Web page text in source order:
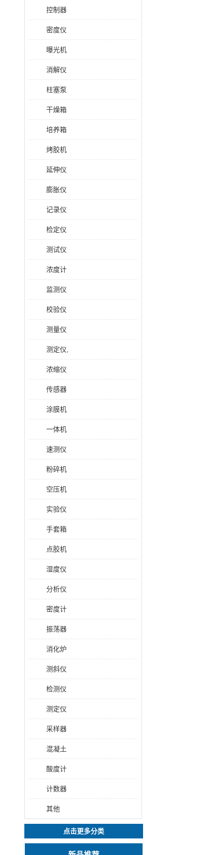
控制器
密度仪
曝光机
消解仪
柱塞泵
干燥箱
培养箱
烤胶机
延伸仪
膨胀仪
记录仪
检定仪
测试仪
浓度计
监测仪
校验仪
测量仪
测定仪,
浓缩仪
传感器
涂膜机
一体机
速测仪
粉碎机
空压机
实验仪
手套箱
点胶机
湿度仪
分析仪
密度计
振荡器
消化炉
测斜仪
检测仪
测定仪
采样器
混凝土
酸度计
计数器
其他
点击更多分类